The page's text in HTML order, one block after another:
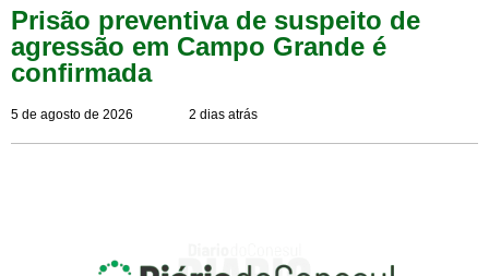
Prisão preventiva de suspeito de
agressão em Campo Grande é
confirmada
5 de agosto de 2026 2 dias atrás